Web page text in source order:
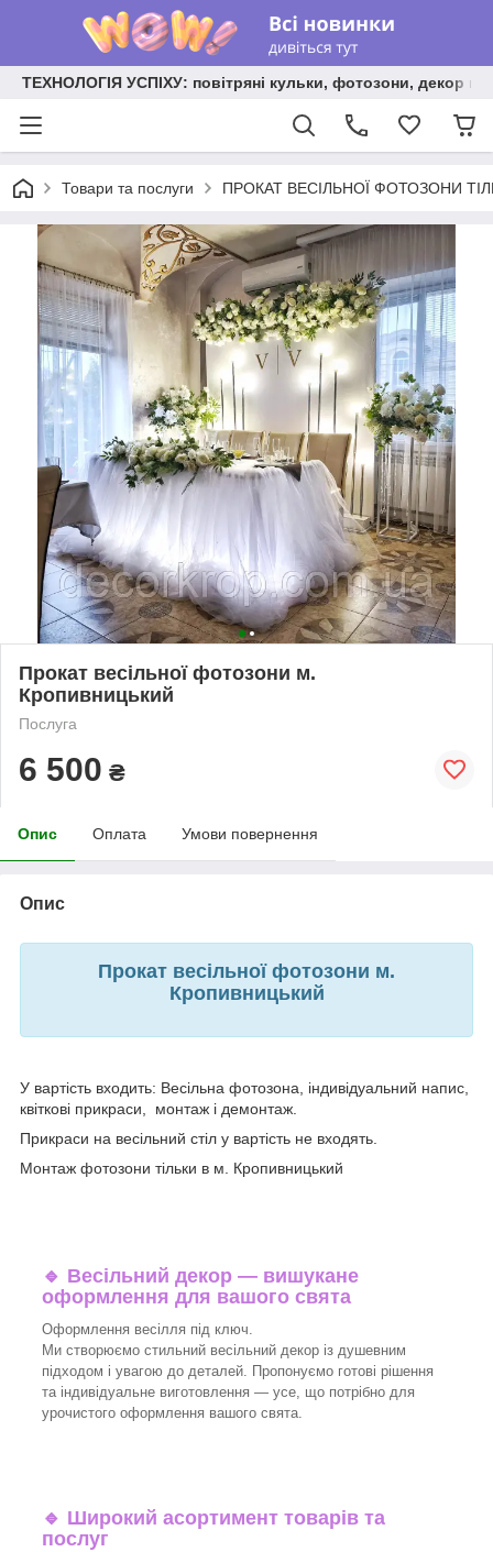
ТЕХНОЛОГІЯ УСПІХУ: повітряні кульки, фотозони, декор на
Товари та послуги ПРОКАТ ВЕСІЛЬНОЇ ФОТОЗОНИ
Прокат весільної фотозони м.
Кропивницький
Послуга
6 500 ₴
Опис Оплата Умови повернення
Опис
Прокат весільної фотозони м.
Кропивницький
У вартість входить: Весільна фотозона, індивідуальний напис,
квіткові прикраси, монтаж і демонтаж.
Прикраси на весільний стіл у вартість не входять.
Монтаж фотозони тільки в м. Кропивницький
🔹 Весільний декор — вишукане
оформлення для вашого свята
Оформлення весілля під ключ.
Ми створюємо стильний весільний декор із душевним
підходом і увагою до деталей. Пропонуємо готові рішення
та індивідуальне виготовлення — усе, що потрібно для
урочистого оформлення вашого свята.
🔹 Широкий асортимент товарів та
послуг